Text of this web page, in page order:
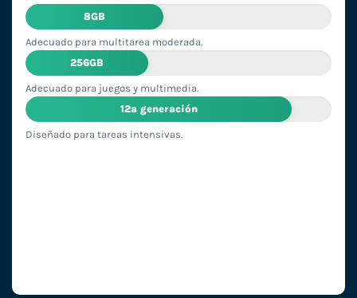
8GB
Adecuado para multitarea moderada.
256GB
Adecuado para juegos y multimedia.
12ª generación
Diseñado para tareas intensivas.